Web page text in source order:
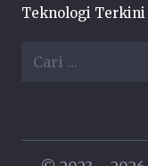
Teknologi Terkini
Cari